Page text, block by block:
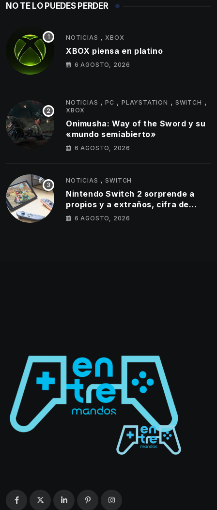
NO TE LO PUEDES PERDER
NOTICIAS , XBOX
XBOX piensa en platino
6 AGOSTO, 2026
NOTICIAS ,PC ,PLAYSTATION , SWITCH ,
XBOX
Onimusha: Way of the Sword y su
«mundo semiabierto»
6 AGOSTO, 2026
NOTICIAS ,SWITCH
Nintendo Switch 2 sorprende a
propios y a extraños, cifra de
ventas
6 AGOSTO, 2026